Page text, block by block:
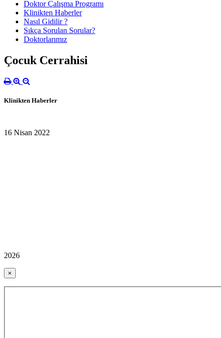
Doktor Çalışma Programı
Klinikten Haberler
Nasıl Gidilir ?
Sıkça Sorulan Sorular?
Doktorlarımız
Çocuk Cerrahisi
Klinikten Haberler
16 Nisan 2022
2026
×